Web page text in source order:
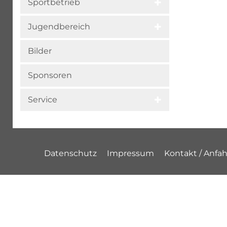
Sportbetrieb
Jugendbereich
Bilder
Sponsoren
Service
Datenschutz Impressum Kontakt /